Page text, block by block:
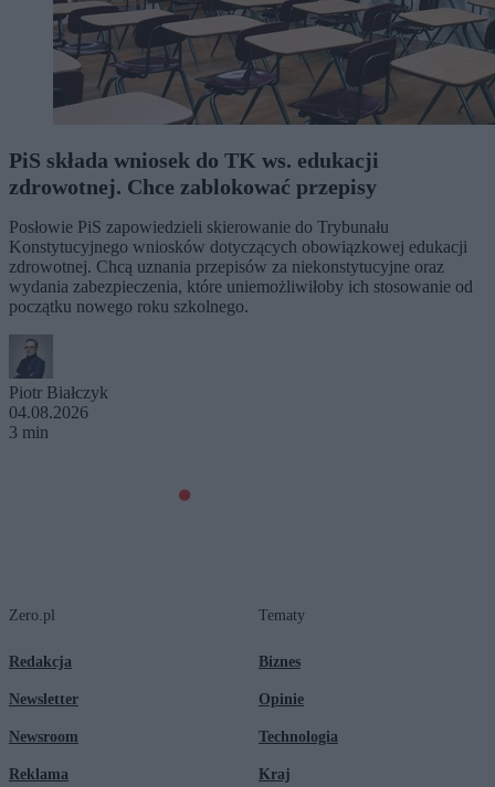
PiS składa wniosek do TK ws. edukacji
zdrowotnej. Chce zablokować przepisy
Posłowie PiS zapowiedzieli skierowanie do Trybunału
Konstytucyjnego wniosków dotyczących obowiązkowej edukacji
zdrowotnej. Chcą uznania przepisów za niekonstytucyjne oraz
wydania zabezpieczenia, które uniemożliwiłoby ich stosowanie od
początku nowego roku szkolnego.
Piotr Białczyk
04.08.2026
3 min
Zero.pl
Redakcja
Newsletter
Newsroom
Reklama
Tematy
Biznes
Opinie
Technologia
Kraj